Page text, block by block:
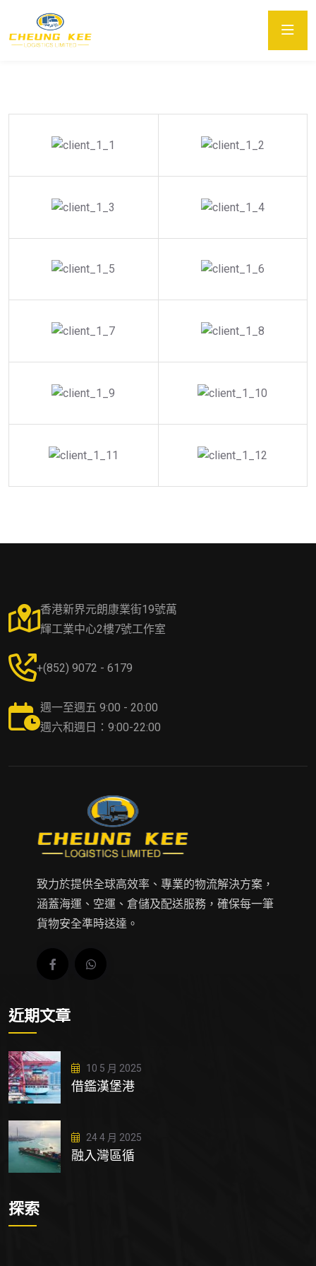
香港新界元朗康業街19號萬
輝工業中心2樓7號工作室
+(852) 9072 - 6179
週一至週五 9:00 - 20:00
週六和週日：9:00-22:00
致力於提供全球高效率、專業的物流解決方案，
涵蓋海運、空運、倉儲及配送服務，確保每一筆
貨物安全準時送達。
近期文章
10 5 月 2025
借鑑漢堡港
24 4 月 2025
融入灣區循
探索